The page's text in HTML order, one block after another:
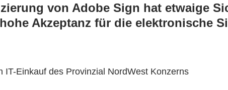
von Adobe Sign hat etwaige
Akzeptanz für die elektronische
Einkauf des Provinzial NordWest Konzerns